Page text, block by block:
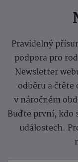
Pravidelný
podpora pro
Newsletter
odběru a
v náročném
Buďte první, kdo
událostech.